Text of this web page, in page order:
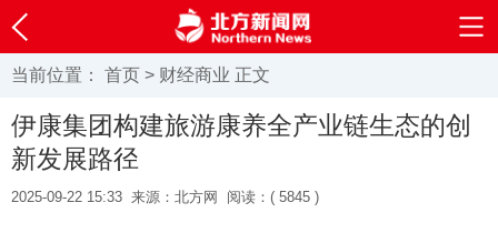
当前位置： 首页 > 财经商业 正文
伊康集团构建旅游康养全产业链生态的创
新发展路径
2025-09-22 15:33 来源：北方网 阅读：( 5845 )